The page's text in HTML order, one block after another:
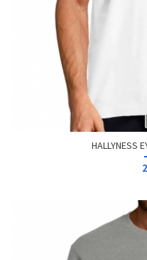
HALLYNESS